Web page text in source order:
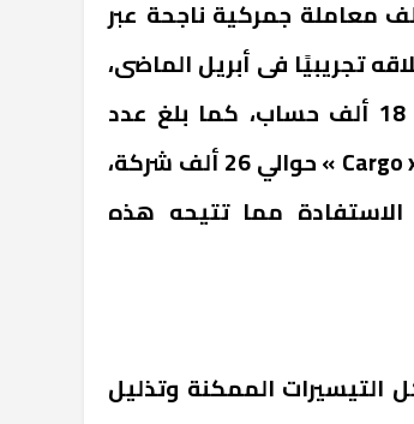
حيث سجلت 2500 شركة نحو 18 ألف معاملة جمركية ناجحة عبر
تجريبيًا فى أبريل الماضى،
وبلغ عدد الحسابات الإلكترونية حتى الآن 18 ألف حساب، كما بلغ عدد
المصدرين الأجانب المسجلين على منصة «Cargo x » حوالي 26 ألف شركة،
مما تتيحه هذه
التيسيرات الممكنة وتذليل